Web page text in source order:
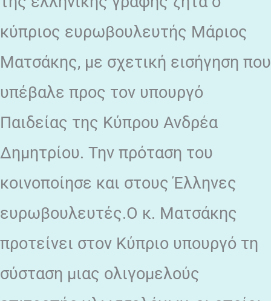
κύπριος ευρωβουλευτής Μάριος
Ματσάκης, με σχετική εισήγηση που
υπέβαλε προς τον υπουργό
Παιδείας της Κύπρου Ανδρέα
Δημητρίου. Την πρόταση του
κοινοποίησε και στους Έλληνες
ευρωβουλευτές.Ο κ. Ματσάκης
προτείνει στον Κύπριο υπουργό τη
σύσταση μιας ολιγομελούς